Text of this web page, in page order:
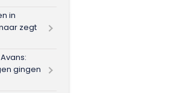
in
zegt
gingen